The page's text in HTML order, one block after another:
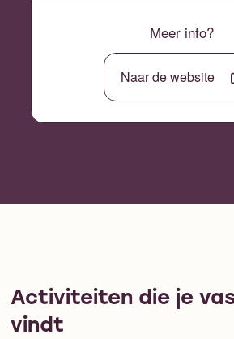
Meer info?
Naar de website
Activiteiten die je
vindt